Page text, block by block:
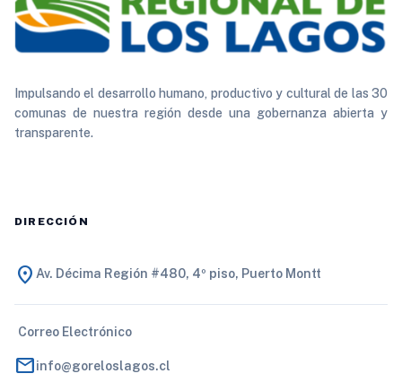
Impulsando el desarrollo humano, productivo y cultural de las 30
comunas de nuestra región desde una gobernanza abierta y
transparente.
DIRECCIÓN
location_on Av. Décima Región #480, 4º piso, Puerto Montt
Correo Electrónico
mailinfo@goreloslagos.cl